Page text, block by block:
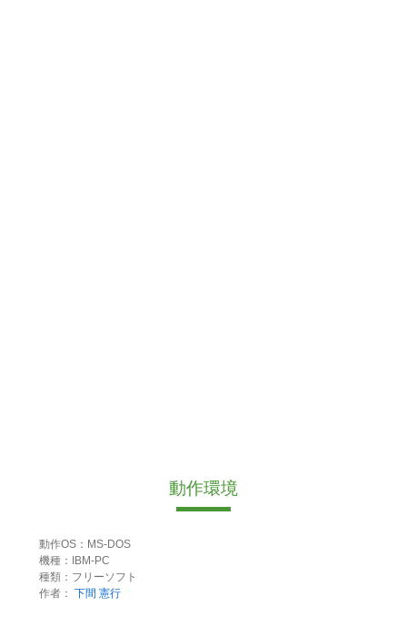
動作環境
動作OS：MS-DOS
機種：IBM-PC
種類：フリーソフト
作者： 下間 憲行